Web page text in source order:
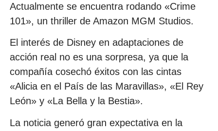
Actualmente se encuentra rodando «Crime
101», un thriller de Amazon MGM Studios.
El interés de Disney en adaptaciones de
acción real no es una sorpresa, ya que la
compañía cosechó éxitos con las cintas
«Alicia en el País de las Maravillas», «El Rey
León» y «La Bella y la Bestia».
La noticia generó gran expectativa en la